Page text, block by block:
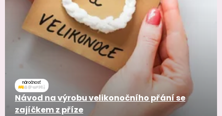
náročnosť
Návod na výrobu velikonočního přání se
zajíčkem z příze